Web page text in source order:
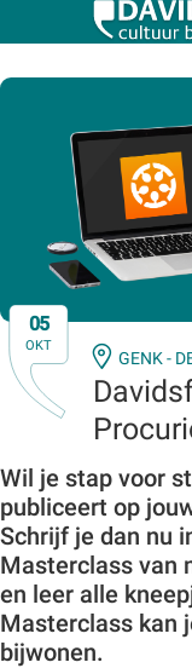
05
OKT
GENK -
Wil je stap voor
publiceert op
Schrijf je dan nu
Masterclass van
en leer alle
Masterclass kan
bijwonen.
Zoeken